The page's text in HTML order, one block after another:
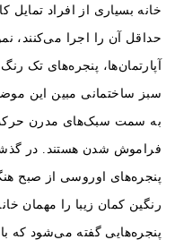
خانه بسیاری از افراد تمایل
حداقل آن را اجرا می‌کنند،
آپارتمان‌ها، پنجره‌های تک
سبز ساختمانی مبین این
به سمت سبک‌های مدرن حرکت
فراموش شدن هستند. در
پنجره‌های اوروسی از صبح
رنگین کمان زیبا را مهمان
پنجره‌هایی گفته می‌شود که